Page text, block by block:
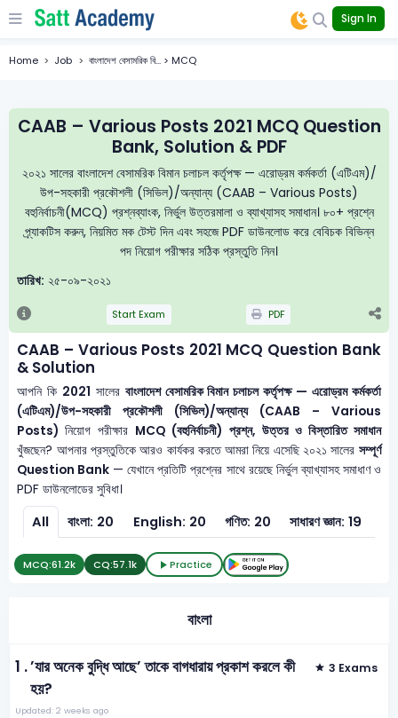
Sign In
Home Job বাংলাদেশ বেসামরিক বি... > MCQ
CAAB – Various Posts 2021 MCQ Question
Bank, Solution & PDF
২০২১ সালের বাংলাদেশ বেসামরিক বিমান চলাচল কর্তৃপক্ষ — এরোড্রম কর্মকর্তা (এটিএম)/
উপ-সহকারী প্রকৌশলী (সিভিল)/অন্যান্য (CAAB – Various Posts)
বহুনির্বাচনী(MCQ) প্রশ্নব্যাংক, নির্ভুল উত্তরমালা ও ব্যাখ্যাসহ সমাধান। ৮০+ প্রশ্নে
প্র্যাকটিস করুন, নিয়মিত মক টেস্ট দিন এবং সহজে PDF ডাউনলোড করে বেবিচক বিভিন্ন
পদ নিয়োগ পরীক্ষার সঠিক প্রস্তুতি নিন।
তারিখ: ২৫-০৯-২০২১
Start Exam PDF
CAAB – Various Posts 2021 MCQ Question Bank
& Solution
আপনি কি 2021 সালের বাংলাদেশ বেসামরিক বিমান চলাচল কর্তৃপক্ষ — এরোড্রম কর্মকর্তা
(এটিএম)/উপ-সহকারী প্রকৌশলী (সিভিল)/অন্যান্য (CAAB – Various
Posts)নিয়োগ পরীক্ষার MCQ (বহুনির্বাচনী) প্রশ্ন, উত্তর ও বিস্তারিত সমাধান
খুঁজছেন? আপনার প্রস্তুতিকে আরও কার্যকর করতে আমরা নিয়ে এসেছি ২০২১ সালের সম্পূর্ণ
Question Bank — যেখানে প্রতিটি প্রশ্নের সাথে রয়েছে নির্ভুল ব্যাখ্যাসহ সমাধাণ ও
PDF ডাউনলোডের সুবিধা।
All বাংলা: 20 English: 20 গণিত: 20 সাধারণ জ্ঞান: 19
MCQ:61.2k CQ:57.1k Practice
বাংলা
1 .’যার অনেক বুদ্ধি আছে’ তাকে বাগধারায় প্রকাশ করলে কী
হয়?
3 Exams
Updated: 2 weeks ago